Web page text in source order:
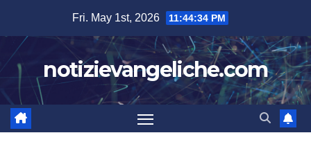
content
Fri. May 1st, 2026 11:44:34 PM
notizievangeliche.com